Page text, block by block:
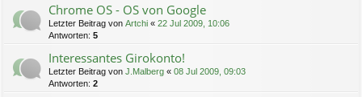
Chrome OS - OS von Google
Letzter Beitrag von Artchi « 22 Jul 2009, 10:06
Antworten: 5
Interessantes Girokonto!
Letzter Beitrag von J.Malberg « 08 Jul 2009, 09:03
Antworten: 2